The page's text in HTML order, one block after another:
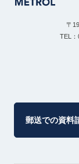
〒
TEL
郵送での資料